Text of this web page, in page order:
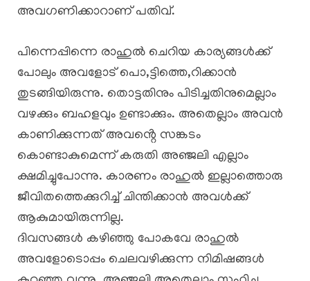
അവഗണിക്കാറാണ് പതിവ്.
പിന്നെപ്പിന്നെ രാഹുൽ ചെറിയ കാര്യങ്ങൾക്ക്
പോലും അവളോട് പൊ,ട്ടിത്തെ,റിക്കാൻ
തുടങ്ങിയിരുന്നു. തൊട്ടതിനും പിടിച്ചതിനുമെല്ലാം
വഴക്കും ബഹളവും ഉണ്ടാക്കും. അതെല്ലാം അവൻ
കാണിക്കുന്നത് അവൻ്റെ സങ്കടം
കൊണ്ടാകുമെന്ന് കരുതി അഞ്ജലി എല്ലാം
ക്ഷമിച്ചുപോന്നു. കാരണം രാഹുൽ ഇല്ലാത്തൊരു
ജീവിതത്തെക്കുറിച്ച് ചിന്തിക്കാൻ അവൾക്ക്
ആകുമായിരുന്നില്ല.
ദിവസങ്ങൾ കഴിഞ്ഞു പോകവേ രാഹുൽ
അവളോടൊപ്പം ചെലവഴിക്കുന്ന നിമിഷങ്ങൾ